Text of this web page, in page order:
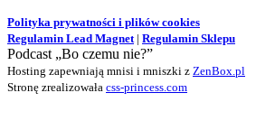
Polityka prywatności i plików cookies
Regulamin Lead Magnet | Regulamin Sklepu
Podcast „Bo czemu nie?”
Hosting zapewniają mnisi i mniszki z ZenBox.pl
Stronę zrealizowała css-princess.com